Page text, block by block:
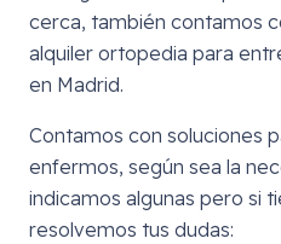
cerca, también contamos
alquiler ortopedia para
en Madrid.
Contamos con soluciones
enfermos, según sea la
indicamos algunas pero si
resolvemos tus dudas: